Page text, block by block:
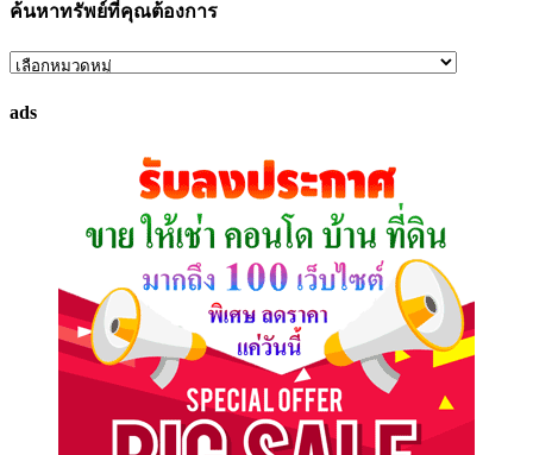
ค้นหาทรัพย์ที่คุณต้องการ
ค้นหา
ที่
ads